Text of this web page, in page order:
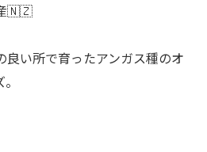
🇳🇿
い所で育ったアンガス種のオ